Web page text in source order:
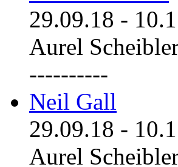
29.09.18 -
Aurel
----------
Neil Gall
29.09.18 -
Aurel